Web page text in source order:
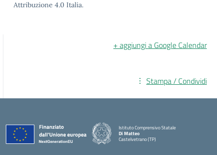
Attribuzione 4.0 Italia.
+ aggiungi a Google Calendar
Stampa / Condividi
Istituto Comprensivo Statale
Di Matteo
Castelvetrano (TP)